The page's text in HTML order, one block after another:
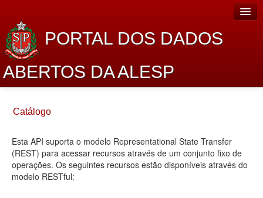
PORTAL DOS DADOS
ABERTOS DA ALESP
Sobre o projeto
Dados Abertos Alesp
Lei de Acesso à Informação
Catálogo
Esta API suporta o modelo Representational State Transfer
(REST) para acessar recursos através de um conjunto fixo de
operações. Os seguintes recursos estão disponíveis através do
modelo RESTful: